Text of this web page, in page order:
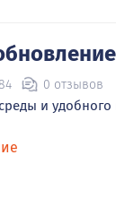
0 отзывов
и